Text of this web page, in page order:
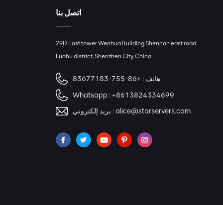
اتصل بنا
29D East tower Wenhua Building Shennan east road
Luohu district, Shenzhen City, China
هاتف : +86-755-83677183
Whatsapp :+8613824334699
بريد إلكتروني :alice@storservers.com